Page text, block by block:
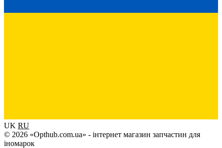
UK RU
© 2026 «Opthub.com.ua» - інтернет магазин запчастин для
іномарок